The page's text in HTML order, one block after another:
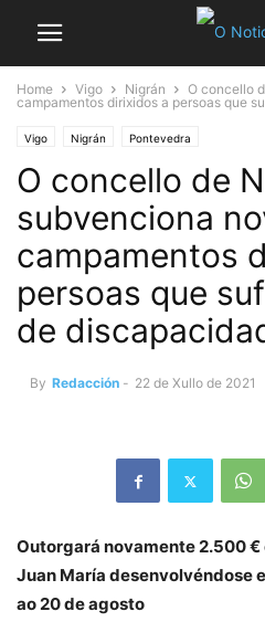
Home Vigo Nigrán
O concello
campamentos dirixidos a persoas que
Vigo Nigrán Pontevedra
O concello de
subvenciona
campamentos
persoas que
de
By Redacción - 22 de Xullo de 2021
Outorgará novamente 2.500 €
Juan María desenvolvéndose
ao 20 de agosto